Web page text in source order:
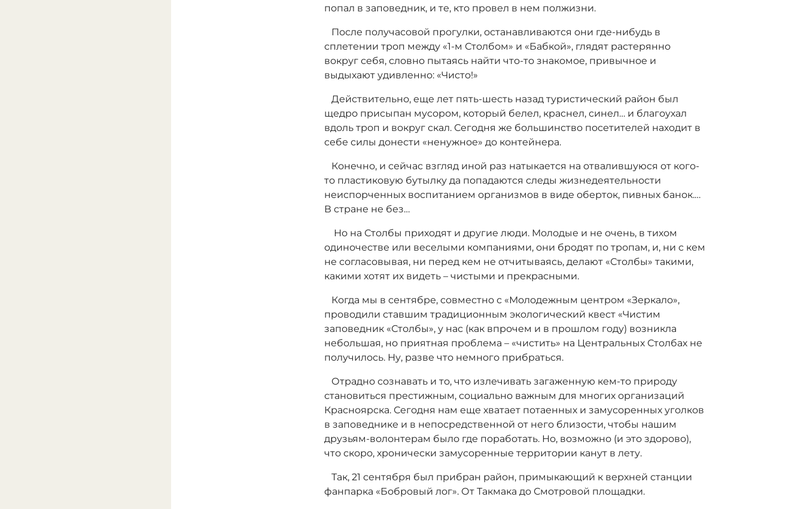
попал в заповедник, и те, кто провел в нем полжизни.
После получасовой прогулки, останавливаются они где-нибудь в
сплетении троп между «1-м Столбом» и «Бабкой», глядят растерянно
вокруг себя, словно пытаясь найти что-то знакомое, привычное и
выдыхают удивленно: «Чисто!»
Действительно, еще лет пять-шесть назад туристический район был
щедро присыпан мусором, который белел, краснел, синел… и благоухал
вдоль троп и вокруг скал. Сегодня же большинство посетителей находит в
себе силы донести «ненужное» до контейнера.
Конечно, и сейчас взгляд иной раз натыкается на отвалившуюся от кого-
то пластиковую бутылку да попадаются следы жизнедеятельности
неиспорченных воспитанием организмов в виде оберток, пивных банок.…
В стране не без…
Но на Столбы приходят и другие люди. Молодые и не очень, в тихом
одиночестве или веселыми компаниями, они бродят по тропам, и, ни с кем
не согласовывая, ни перед кем не отчитываясь, делают «Столбы» такими,
какими хотят их видеть – чистыми и прекрасными.
Когда мы в сентябре, совместно с «Молодежным центром «Зеркало»,
проводили ставшим традиционным экологический квест «Чистим
заповедник «Столбы», у нас (как впрочем и в прошлом году) возникла
небольшая, но приятная проблема – «чистить» на Центральных Столбах не
получилось. Ну, разве что немного прибраться.
Отрадно сознавать и то, что излечивать загаженную кем-то природу
становиться престижным, социально важным для многих организаций
Красноярска. Сегодня нам еще хватает потаенных и замусоренных уголков
в заповеднике и в непосредственной от него близости, чтобы нашим
друзьям-волонтерам было где поработать. Но, возможно (и это здорово),
что скоро, хронически замусоренные территории канут в лету.
Так, 21 сентября был прибран район, примыкающий к верхней станции
фанпарка «Бобровый лог». От Такмака до Смотровой площадки.